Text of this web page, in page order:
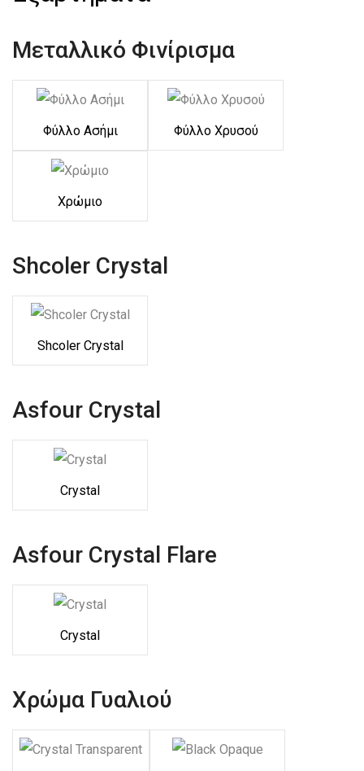
Μεταλλικό Φινίρισμα
Φύλλο Ασήμι Φύλλο Χρυσού
Χρώμιο
Shcoler Crystal
Shcoler Crystal
Asfour Crystal
Crystal
Asfour Crystal Flare
Crystal
Χρώμα Γυαλιού